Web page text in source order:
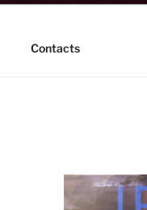
Contacts